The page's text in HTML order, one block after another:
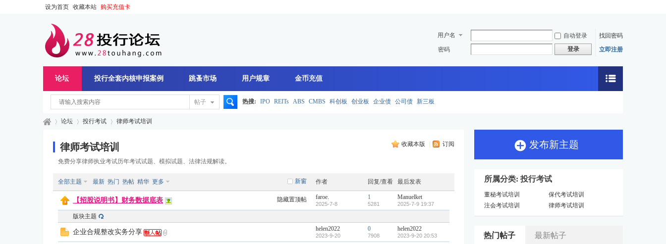
设为首页 收藏本站 购买充值卡
用户名 自动登录
找回密码
密码
登录 立即注册
论坛 投行全套内核申报案例 跳蚤市场 用户规章 金币充值
帖子
热搜: IPO REITs ABS CMBS 科创板 创业板 企业债 公司债 新三板
论坛
›
投行考试
›
律师考试培训
收藏本版 订阅
律师考试培训
免费分享律师执业考试历年考试试题、模拟试题、法律法规解读。
新窗
全部主题 最新 热门 热帖 精华 更多 作者 回复/查看 最后发表
隐藏置顶帖
【招股说明书】财务数据底表 faroe.
2025-7-8
1
5281
Manuelket
2025-7-9 19:37
版块主题
企业合规整改实务分享 helen2022
2023-9-20
0
7908
helen2022
2023-9-20 20:53
发布新主题
所属分类: 投行考试
董秘考试培训
保代考试培训
注会考试培训
律师考试培训
热门帖子 最新帖子